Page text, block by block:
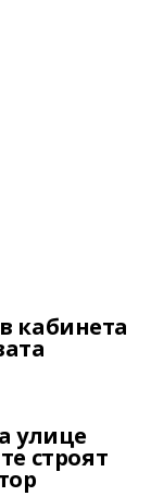
кабинета
улице
строят